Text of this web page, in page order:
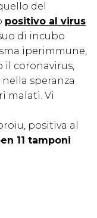
del
positivo al virus
di incubo
iperimmune,
il coronavirus,
nella speranza
malati. Vi
positiva al
11 tamponi